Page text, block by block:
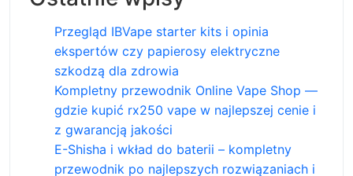
Przegląd IBVape starter kits i opinia
ekspertów czy papierosy elektryczne
szkodzą dla zdrowia
Kompletny przewodnik Online Vape Shop —
gdzie kupić rx250 vape w najlepszej cenie i
z gwarancją jakości
E-Shisha i wkład do baterii – kompletny
przewodnik po najlepszych rozwiązaniach i